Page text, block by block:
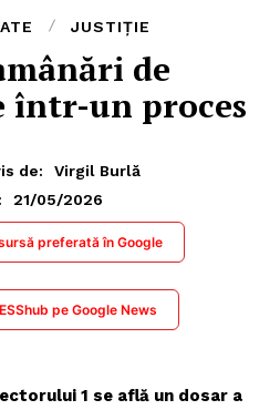
JUSTIȚIE
de
într-un proces
de:
Virgil Burlă
21/05/2026
preferată în Google
pe Google News
1 se află un dosar a